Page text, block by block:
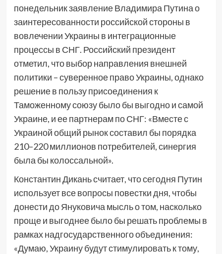
понедельник заявление Владимира Путина о
заинтересованности российской стороны в
вовлечении Украины в интеграционные
процессы в СНГ. Российский президент
отметил, что выбор направления внешней
политики – суверенное право Украины, однако
решение в пользу присоединения к
Таможенному союзу было бы выгодно и самой
Украине, и ее партнерам по СНГ: «Вместе с
Украиной общий рынок составил бы порядка
210–220 миллионов потребителей, синергия
была бы колоссальной».
Константин Дикань считает, что сегодня Путин
использует все вопросы повестки дня, чтобы
донести до Януковича мысль о том, насколько
проще и выгоднее было бы решать проблемы в
рамках надгосударственного объединения:
«Думаю, Украину будут стимулировать к тому,